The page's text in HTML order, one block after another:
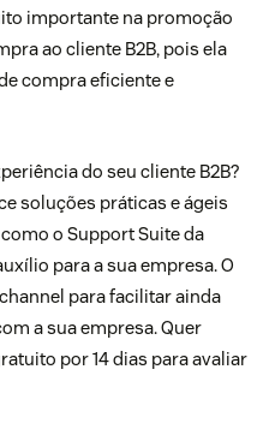
importante na promoção
ao cliente B2B, pois ela
compra eficiente e
do seu cliente B2B?
soluções práticas e ágeis
o Support Suiteda
para a sua empresa. O
para facilitar ainda
a sua empresa. Quer
por 14 dias para avaliar